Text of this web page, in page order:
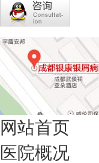
网站首页
医院概况